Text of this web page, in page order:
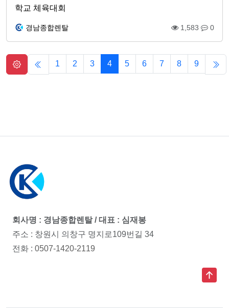
학교 체육대회
경남종합렌탈 1,583 0
1 2 3 4 5 6 7 8 9
회사명 : 경남종합렌탈 / 대표 : 심재봉
주소 : 창원시 의창구 명지로109번길 34
전화 : 0507-1420-2119